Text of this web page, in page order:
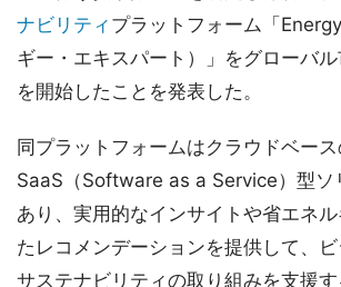
ナビリティ プラットフォーム「
ギー・エキスパート）」をグローバ
を開始したことを発表した。
同プラットフォームはクラウドベー
SaaS（Software as a Service）型ソ
あり、実用的なインサイトや省エネ
たレコメンデーションを提供して、
サステナビリティの取り組みを支援す